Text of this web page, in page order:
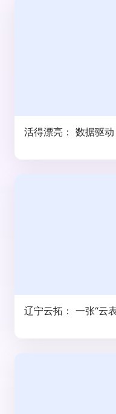
活得漂亮： 数据驱
辽宁云拓： 一张“云